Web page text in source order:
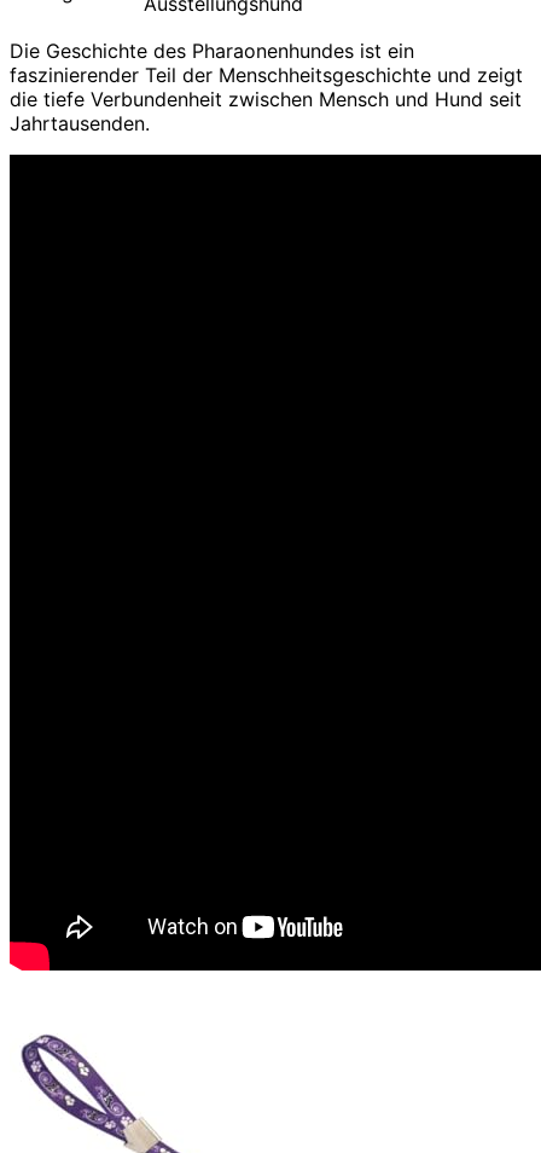
Die Geschichte des Pharaonenhundes ist ein
faszinierender Teil der Menschheitsgeschichte und zeigt
die tiefe Verbundenheit zwischen Mensch und Hund seit
Jahrtausenden.